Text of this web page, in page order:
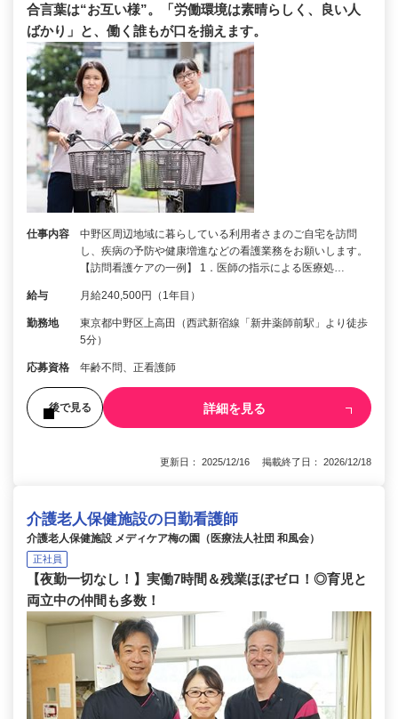
合言葉は“お互い様”。「労働環境は素晴らしく、良い人
ばかり」と、働く誰もが口を揃えます。
仕事内容
中野区周辺地域に暮らしている利用者さまのご自宅を訪問
し、疾病の予防や健康増進などの看護業務をお願いします。
【訪問看護ケアの一例】 1．医師の指示による医療処…
給与 月給240,500円（1年目）
勤務地
東京都中野区上高田（西武新宿線「新井薬師前駅」より徒歩
5分）
応募資格 年齢不問、正看護師
後で見る 詳細を見る
更新日： 2025/12/16 掲載終了日： 2026/12/18
介護老人保健施設の日勤看護師
介護老人保健施設 メディケア梅の園（医療法人社団 和風会）
正社員
【夜勤一切なし！】実働7時間＆残業ほぼゼロ！◎育児と
両立中の仲間も多数！